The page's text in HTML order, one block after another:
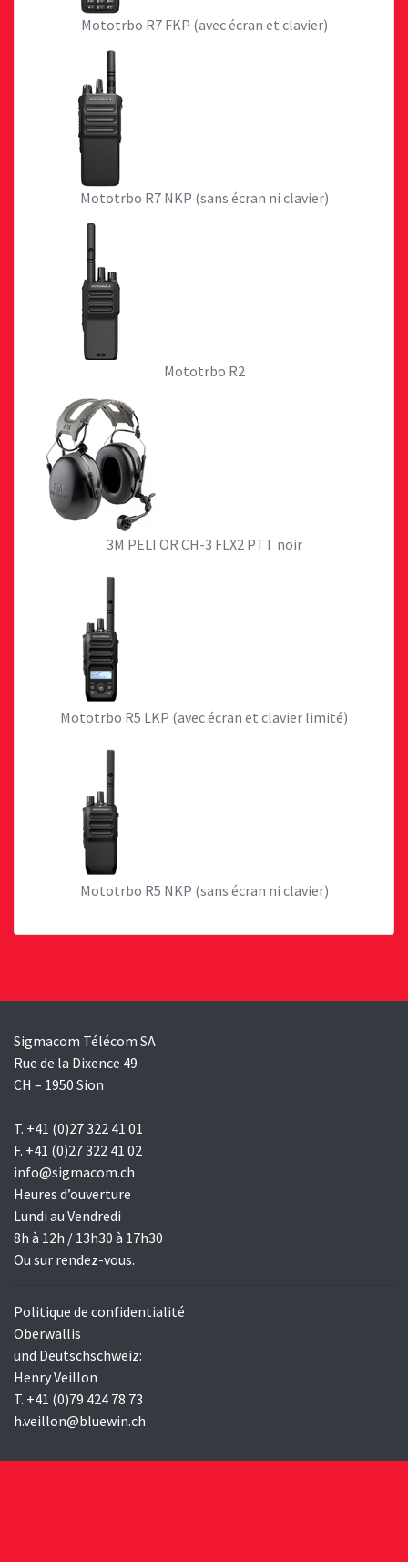
Mototrbo R7 FKP (avec écran et clavier)
Mototrbo R7 NKP (sans écran ni clavier)
Mototrbo R2
3M PELTOR CH-3 FLX2 PTT noir
Mototrbo R5 LKP (avec écran et clavier limité)
Mototrbo R5 NKP (sans écran ni clavier)
Sigmacom Télécom SA
Rue de la Dixence 49
CH – 1950 Sion
T. +41 (0)27 322 41 01
F. +41 (0)27 322 41 02
info@sigmacom.ch
Heures d’ouverture
Lundi au Vendredi
8h à 12h / 13h30 à 17h30
Ou sur rendez-vous.
Politique de confidentialité
Oberwallis
und Deutschschweiz:
Henry Veillon
T. +41 (0)79 424 78 73
h.veillon@bluewin.ch